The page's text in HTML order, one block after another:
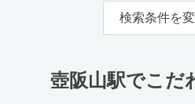
検索条件を
壺阪山駅でこだ